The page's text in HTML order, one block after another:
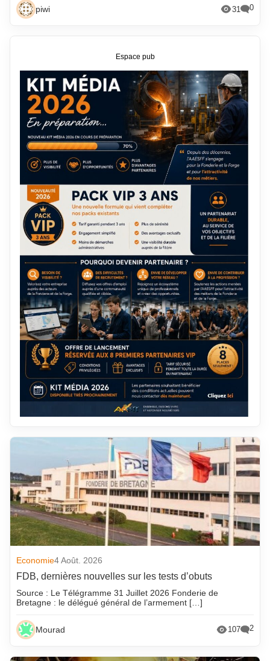
piwi 31 0
Economie4 Août. 2026
FDB, dernières nouvelles sur les tests d’obuts
Source : Le Télégramme 31 Juillet 2026 Fonderie de
Bretagne : le délégué général de l’armement […]
Mourad 107 2
Espace pub